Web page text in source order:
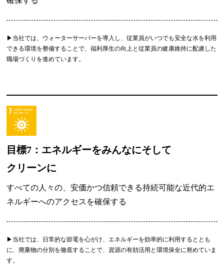
▶︎当社では、ウォーターサーバーを導入し、従業員がいつでも安全な水を利用
できる環境を整備することで、福利厚生の向上と従業員の健康維持に配慮した
職場づくりを進めています。
目標7：エネルギーをみんなにそして
クリーンに
すべての人々の、安価かつ信頼できる持続可能な近代的エ
ネルギーへのアクセスを確保する
▶︎当社では、日常的な節電を心がけ、エネルギーを効率的に利用するととも
に、廃棄物の分別を徹底することで、資源の有効活用と環境保全に努めていま
す。